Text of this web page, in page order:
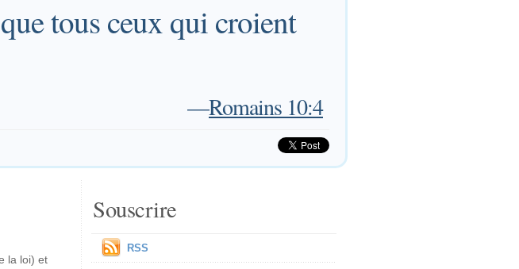
tous ceux qui croient
—Romains 10:4
la loi) et
Souscrire
RSS